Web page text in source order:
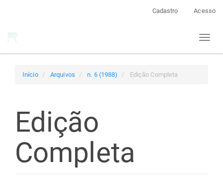
Cadastro Acesso
Toggle
Início Arquivos n. 6 (1988) Edição Completa
Edição
Completa